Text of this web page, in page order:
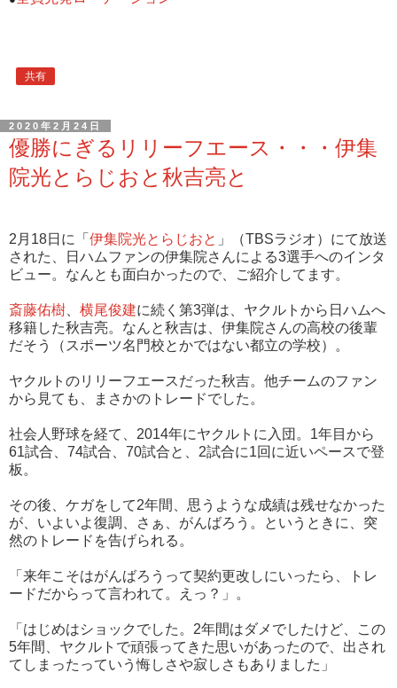
共有
2020年2月24日
優勝にぎるリリーフエース・・・伊集
院光とらじおと秋吉亮と
2月18日に「 伊集院光とらじおと 」（TBSラジオ）にて放送
された、日ハムファンの伊集院さんによる3選手へのインタ
ビュー。なんとも面白かったので、ご紹介してます。
斎藤佑樹 横尾俊建に続く第3弾は、ヤクルトから日ハムへ
移籍した秋吉亮。なんと秋吉は、伊集院さんの高校の後輩
だそう（スポーツ名門校とかではない都立の学校）。
ヤクルトのリリーフエースだった秋吉。他チームのファン
から見ても、まさかのトレードでした。
社会人野球を経て、2014年にヤクルトに入団。1年目から
61試合、74試合、70試合と、2試合に1回に近いペースで登
板。
その後、ケガをして2年間、思うような成績は残せなかった
が、いよいよ復調、さぁ、がんばろう。というときに、突
然のトレードを告げられる。
「来年こそはがんばろうって契約更改しにいったら、トレ
ードだからって言われて。えっ？」。
「はじめはショックでした。2年間はダメでしたけど、この
5年間、ヤクルトで頑張ってきた思いがあったので、出され
てしまったっていう悔しさや寂しさもありました」